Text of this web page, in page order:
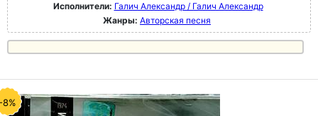
Исполнители: Галич Александр / Галич Александр
Жанры: Авторская песня
8%